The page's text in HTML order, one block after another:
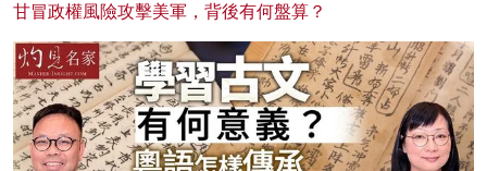
甘冒政權風險攻擊美軍，背後有何盤算？